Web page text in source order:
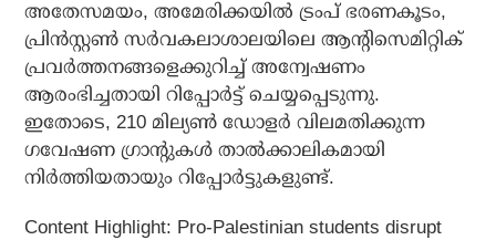
അതേസമയം, അമേരിക്കയില്‍ ട്രംപ് ഭരണകൂടം,
പ്രിന്‍സ്റ്റണ്‍ സര്‍വകലാശാലയിലെ ആന്റിസെമിറ്റിക്
പ്രവര്‍ത്തനങ്ങളെക്കുറിച്ച് അന്വേഷണം
ആരംഭിച്ചതായി റിപ്പോര്‍ട്ട് ചെയ്യപ്പെടുന്നു.
ഇതോടെ, 210 മില്യണ്‍ ഡോളര്‍ വിലമതിക്കുന്ന
ഗവേഷണ ഗ്രാന്റുകള്‍ താല്‍ക്കാലികമായി
നിര്‍ത്തിയതായും റിപ്പോര്‍ട്ടുകളുണ്ട്.
Content Highlight: Pro-Palestinian students disrupt